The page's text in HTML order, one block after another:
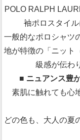
POLO RALPH
袖ポロスタイ
一般的なポロシャツ
地が特徴の「ニット
級感が伝わ
■ ニュアンス豊
素肌に触れても心
どの色も、大人の夏